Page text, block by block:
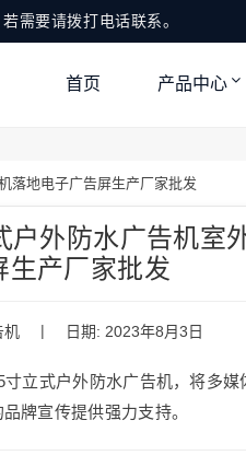
需要请拨打电话联系。
首页 产品中心
落地电子广告屏生产厂家批发
户外防水广告机室
生产厂家批发
机 | 日期: 2023年8月3日
寸立式户外防水广告机，将多
牌宣传提供强力支持。